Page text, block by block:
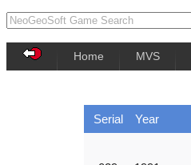
Home MVS
Serial Year